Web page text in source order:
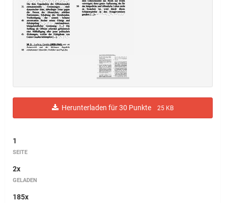
Herunterladen für 30 Punkte 25 KB
1
SEITE
2x
GELADEN
185x